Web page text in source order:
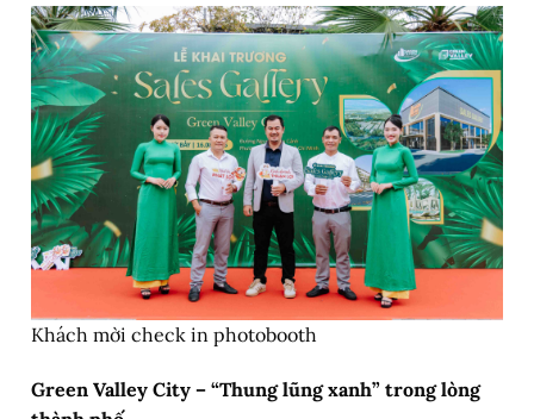
Khách mời check in photobooth
Green Valley City – “Thung lũng xanh” trong lòng